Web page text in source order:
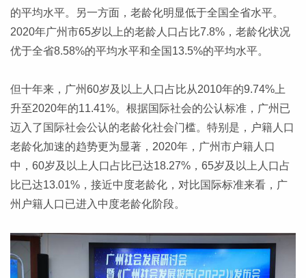
的平均水平。另一方面，老龄化明显低于全国全省水平。
2020年广州市65岁以上的老龄人口占比7.8%，老龄化状况
优于全省8.58%的平均水平和全国13.5%的平均水平。
但十年来，广州60岁及以上人口占比从2010年的9.74%上
升至2020年的11.41%。根据国际社会的公认标准，广州已
迈入了国际社会公认的老龄化社会门槛。特别是，户籍人口
老龄化加速的趋势更为显著，2020年，广州市户籍人口
中，60岁及以上人口占比已达18.27%，65岁及以上人口占
比已达13.01%，接近中度老龄化，对比国际标准来看，广
州户籍人口已进入中度老龄化阶段。